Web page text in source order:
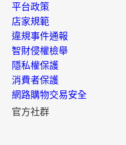
平台政策
店家規範
違規事件通報
智財侵權檢舉
隱私權保護
消費者保護
網路購物交易安全
官方社群